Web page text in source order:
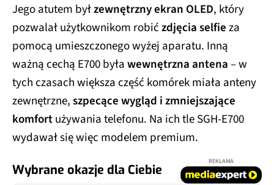
Jego atutem byłzewnętrzny ekran OLED, który
pozwalał użytkownikom robićzdjęcia selfieza
pomocą umieszczonego wyżej aparatu. Inną
ważną cechą E700 byławewnętrzna antena– w
tych czasach większa część komórek miała anteny
zewnętrzne,szpecące wygląd i zmniejszające
komfortużywania telefonu. Na ich tle SGH-E700
wydawał się więc modelem premium.
Wybrane okazje dla Ciebie
REKLAMA